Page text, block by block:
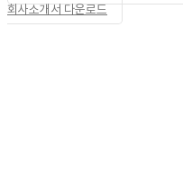
회사소개서 다운로드